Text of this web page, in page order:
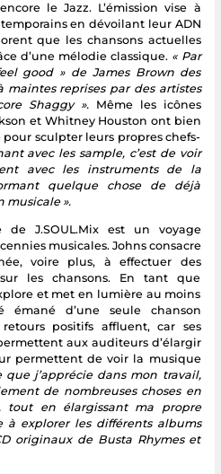
le Jazz. L’émission vise à
en dévoilant leur ADN
que les chansons actuelles
d’une mélodie classique. « Par
good » de James Brown des
maintes reprises par des artistes
Shaggy ».Même les icônes
et Whitney Houston ont bien
pour sculpter leurs propres chefs-
avec les sample, c’est de voir
avec les instruments de la
quelque chose de déjà
musicale ».
de J.SOUL.Mix est un voyage
musicales. Johns consacre
voire plus, à effectuer des
sur les chansons. En tant que
et met en lumière au moins
d’une seule chanson
positifs affluent, car ses
aux auditeurs d’élargir
permettent de voir la musique
que j’apprécie dans mon travail,
de nombreuses choses en
tout en élargissant ma propre
à explorer les différents albums
originaux de Busta Rhymes et